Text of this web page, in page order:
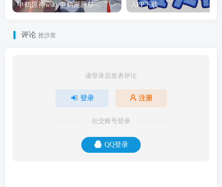
申鹤原神wiki 申鹤诞辰祭 APP下载
评论 抢沙发
请登录后发表评论
登录 注册
社交账号登录
QQ登录